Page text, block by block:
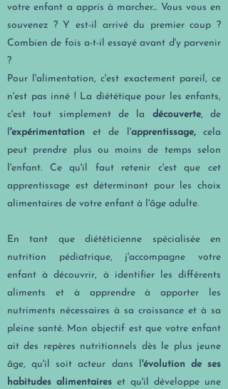
votre enfant a appris à marcher... Vous vous en
souvenez ? Y est-il arrivé du premier coup ?
Combien de fois a-t-il essayé avant d'y parvenir
?
Pour l'alimentation, c'est exactement pareil, ce
n'est pas inné ! La diététique pour les enfants,
c'est tout simplement de la découverte, de
l'expérimentation et de l'apprentissage,cela
peut prendre plus ou moins de temps selon
l'enfant. Ce qu'il faut retenir c'est que cet
apprentissage est déterminant pour les choix
alimentaires de votre enfant à l'âge adulte.
En tant que diététicienne spécialisée en
nutrition pédiatrique, j'accompagne votre
enfant à découvrir, à identifier les différents
aliments et à apprendre à apporter les
nutriments nécessaires à sa croissance et à sa
pleine santé. Mon objectif est que votre enfant
ait des repères nutritionnels dès le plus jeune
âge, qu'il soit acteur dans l'évolution de ses
habitudes alimentaires et qu'il développe une